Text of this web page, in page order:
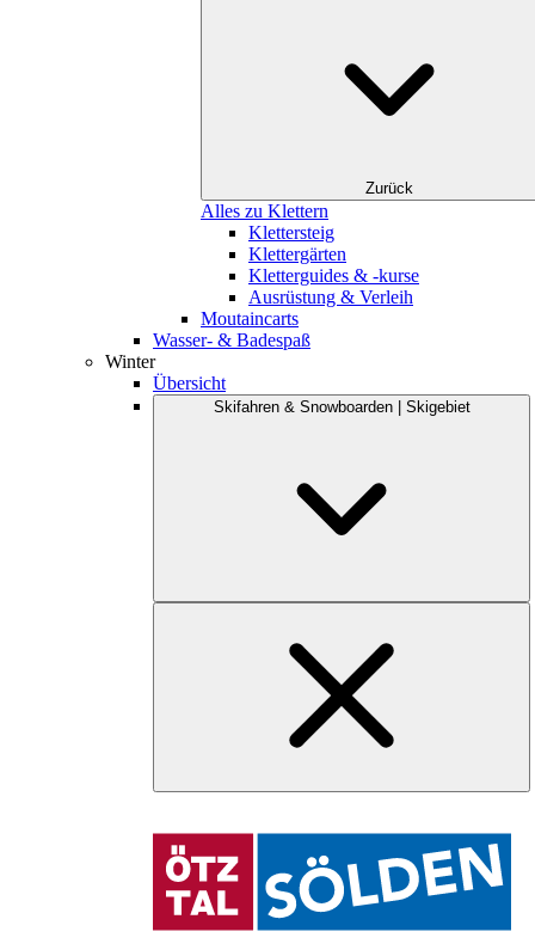
Zurück
Alles zu Klettern
Klettersteig
Klettergärten
Kletterguides & -kurse
Ausrüstung & Verleih
Moutaincarts
Wasser- & Badespaß
Winter
Übersicht
Skifahren & Snowboarden | Skigebiet